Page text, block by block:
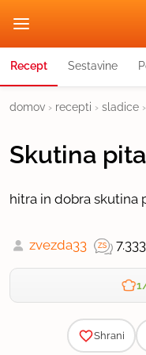
Recept Sestavine
domov › recepti › sladice ›
Skutina pita
hitra in dobra skutina
zvezda33
Shrani